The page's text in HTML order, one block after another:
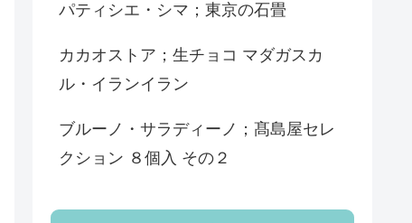
パティシエ・シマ；東京の石畳
カカオストア；生チョコ マダガスカ
ル・イランイラン
ブルーノ・サラディーノ；髙島屋セレ
クション ８個入 その２